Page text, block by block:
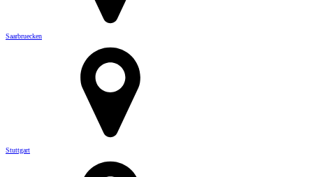
Saarbruecken
Stuttgart